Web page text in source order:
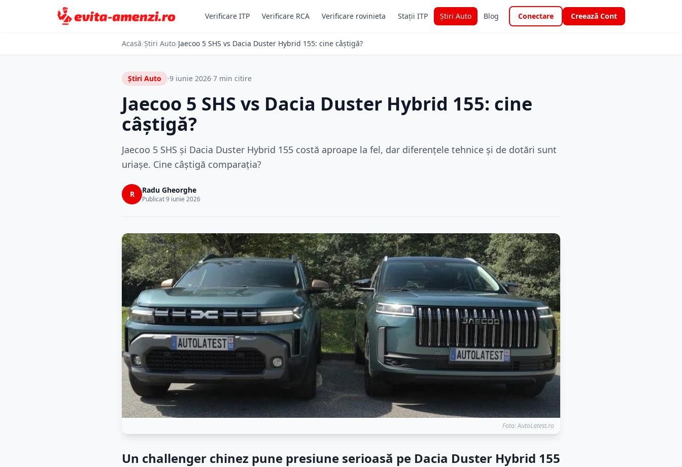
Verificare ITP Verificare RCA Verificare rovinieta Stații ITP Știri Auto Blog Conectare Creează Cont
Acasă/Știri Auto/Jaecoo 5 SHS vs Dacia Duster Hybrid 155: cine câștigă?
Știri Auto ·9 iunie 2026·7 min citire
Jaecoo 5 SHS vs Dacia Duster Hybrid 155: cine
câștigă?
Jaecoo 5 SHS și Dacia Duster Hybrid 155 costă aproape la fel, dar diferențele tehnice și de dotări sunt
uriașe. Cine câștigă comparația?
R Radu Gheorghe
Publicat 9 iunie 2026
Foto: AutoLatest.ro
Un challenger chinez pune presiune serioasă pe Dacia Duster Hybrid 155